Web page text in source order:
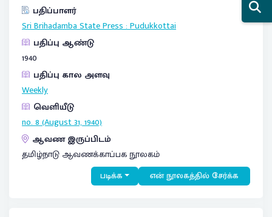
பதிப்பாளர்
Sri Brihadamba State Press:Pudukkottai
பதிப்பு ஆண்டு
1940
பதிப்பு கால அளவு
Weekly
வெளியீடு
no. 8 (August 31, 1940)
ஆவண இருப்பிடம்
தமிழ்நாடு ஆவணக்காப்பக நூலகம்
படிக்க என் நூலகத்தில் சேர்க்க